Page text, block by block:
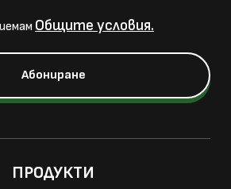
Общите условия.
ПРОДУКТИ